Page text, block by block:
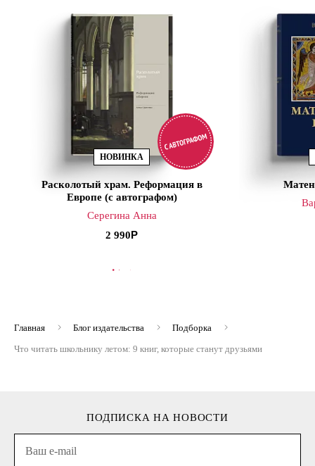
НОВИНКА
Расколотый храм. Реформация в
Европе (с автографом)
Серегина Анна
2 990
В КОРЗИНУ
Главная Блог издательства
Подборка
Что читать школьнику летом: 9 книг, которые станут друзьями
ПОДПИСКА НА НОВОСТИ